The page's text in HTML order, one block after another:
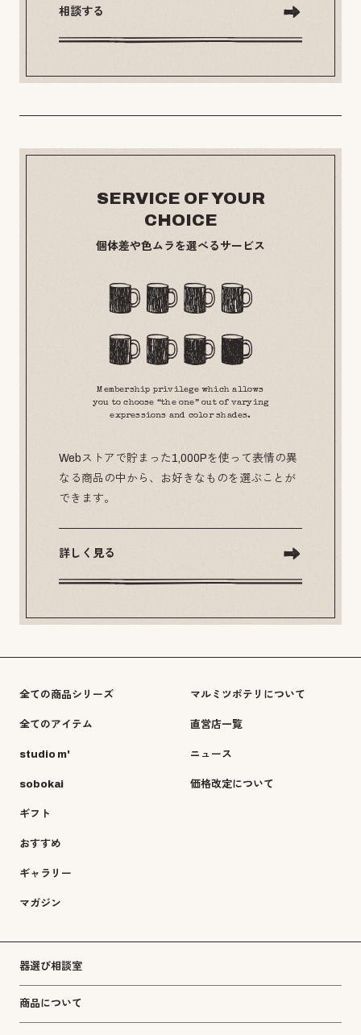
相談する
SERVICE OF YOUR
CHOICE
個体差や色ムラを選べるサービス
Membership privilege which allows
you to choose “the one” out of varying
expressions and color shades.
Webストアで貯まった1,000Pを使って表情の異
なる商品の中から、お好きなものを選ぶことが
できます。
詳しく見る
全ての商品シリーズ
全てのアイテム
studio m'
sobokai
ギフト
おすすめ
ギャラリー
マガジン
マルミツポテリについて
直営店一覧
ニュース
価格改定について
器選び相談室
商品について